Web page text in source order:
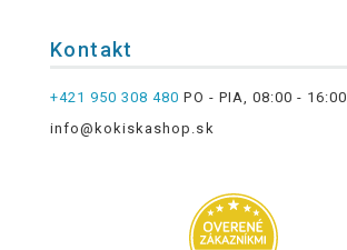
Kontakt
+421 950 308 480 PO - PIA, 08:00 - 16:00
info@kokiskashop.sk